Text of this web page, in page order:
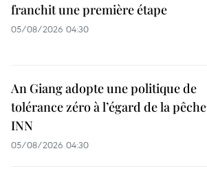
franchit une première étape
05/08/2026 04:30
An Giang adopte une politique de
tolérance zéro à l’égard de la pêche
INN
05/08/2026 04:30